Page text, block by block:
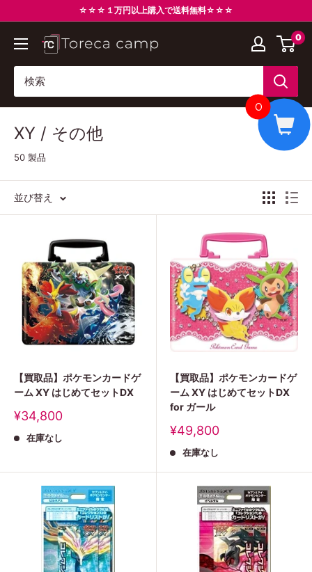
☆☆☆１万円以上購入で送料無料☆☆☆
ト
カ
キ
ン
プ
0
XY / その他
50 製品
並び替え
【買取品】ポケモンカードゲ
ーム XY はじめてセットDX
販
価
¥34,800
在庫なし
【買取品】ポケモンカードゲ
ーム XY はじめてセットDX
for ガール
販
価
¥49,800
在庫なし
0